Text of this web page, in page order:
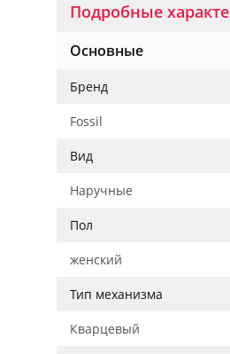
Подробные
Основные
Бренд
Fossil
Вид
Наручные
Пол
женский
Тип механизма
Кварцевый